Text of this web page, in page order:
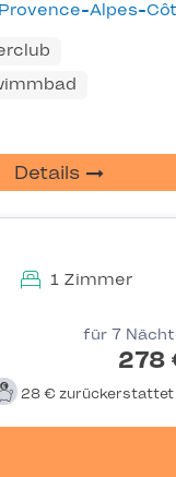
Details
1 Zimmer
für 7
278
28 € zurückerstattet